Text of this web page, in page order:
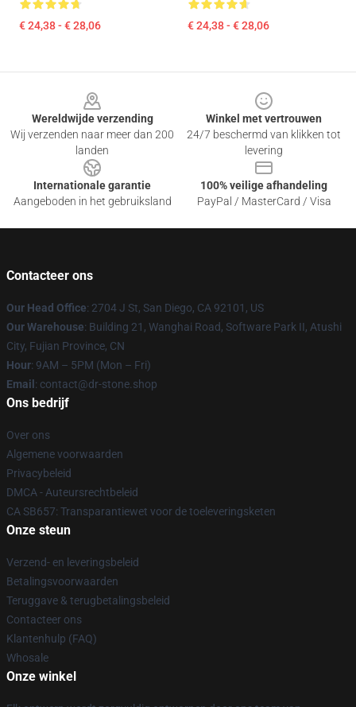
€ 24,38 - € 28,06 € 24,38 - € 28,06
Wereldwijde verzending
Wij verzenden naar meer dan 200
landen
Winkel met vertrouwen
24/7 beschermd van klikken tot
levering
Internationale garantie
Aangeboden in het gebruiksland
100% veilige afhandeling
PayPal / MasterCard / Visa
Contacteer ons
Our Head Office: 2704 J St, San Diego, CA 92101, US
Our Warehouse: Building 21, Wanghai Road, Software Park II, Atushi
City, Fujian Province, CN
Hour: 9AM – 5PM (Mon – Fri)
Email : contact@dr-stone.shop
Ons bedrijf
Over ons
Algemene voorwaarden
Privacybeleid
DMCA - Auteursrechtbeleid
CA SB657: Transparantiewet voor de toeleveringsketen
Onze steun
Verzend- en leveringsbeleid
Betalingsvoorwaarden
Teruggave & terugbetalingsbeleid
Contacteer ons
Klantenhulp (FAQ)
Whosale
Onze winkel